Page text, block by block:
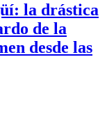
la drástica
de la
desde las